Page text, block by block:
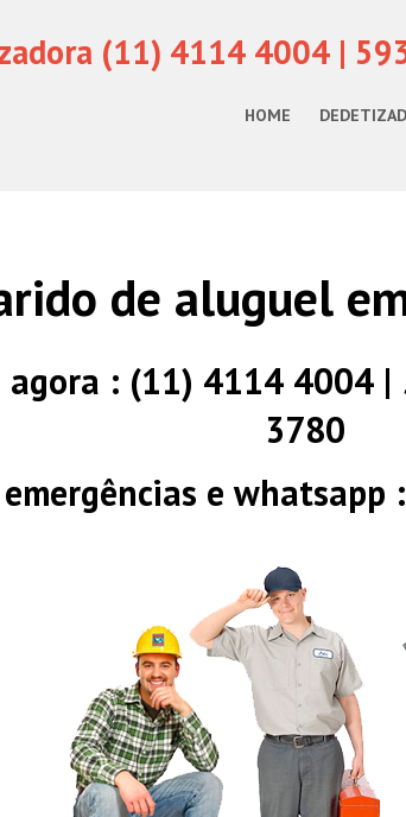
(11) 4114 4004 |
HOME
de aluguel
agora : (11) 4114 4004
3780
emergências e whatsapp